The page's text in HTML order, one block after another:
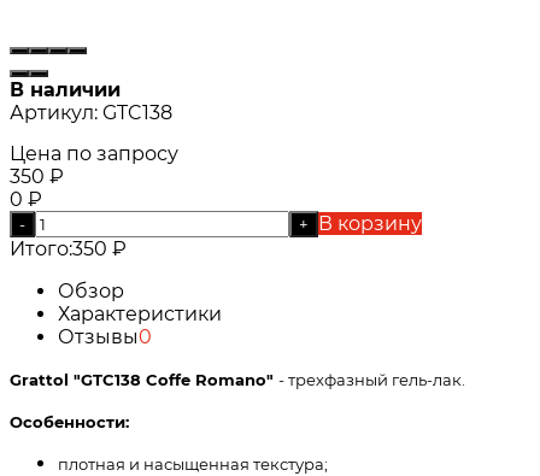
В наличии
Артикул: GTC138
Цена по запросу
350 ₽
0 ₽
- +
В корзину
Итого:350 ₽
Обзор
Характеристики
Отзывы0
Grattol "GTC138 Coffe Romano" - трехфазный гель-лак.
Особенности:
плотная и насыщенная текстура;